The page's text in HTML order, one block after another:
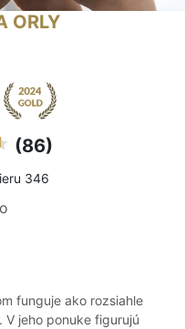
ORLY
(86)
346
funguje ako rozsiahle
jeho ponuke figurujú